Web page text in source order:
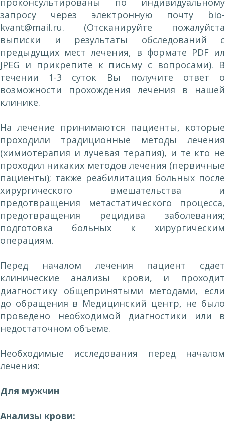
запросу через электронную почту bio-
kvant@mail.ru. (Отсканируйте пожалуйста
выписки и результаты обследований с
предыдущих мест лечения, в формате PDF ил
JPEG и прикрепите к письму с вопросами). В
течении 1-3 суток Вы получите ответ о
возможности прохождения лечения в нашей
клинике.
На лечение принимаются пациенты, которые
проходили традиционные методы лечения
(химиотерапия и лучевая терапия), и те кто не
проходил никаких методов лечения (первичные
пациенты); также реабилитация больных после
хирургического вмешательства и
предотвращения метастатического процесса,
предотвращения рецидива заболевания;
подготовка больных к хирургическим
операциям.
Перед началом лечения пациент сдает
клинические анализы крови, и проходит
диагностику общепринятыми методами, если
до обращения в Медицинский центр, не было
проведено необходимой диагностики или в
недостаточном объеме.
Необходимые исследования перед началом
лечения:
Для мужчин
Анализы крови: